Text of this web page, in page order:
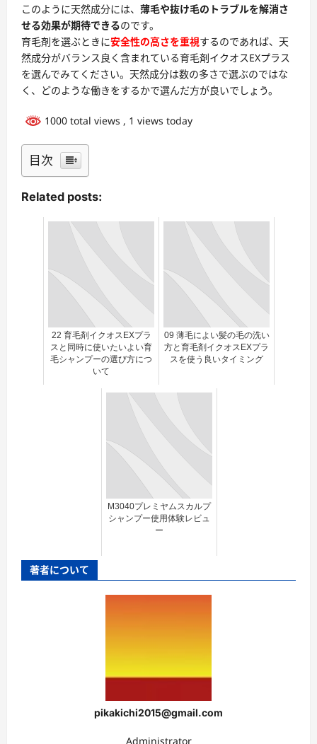
このように天然成分には、 薄毛や抜け毛のトラブルを解消さ
せる効果が期待できるのです。
育毛剤を選ぶときに安全性の高さを重視するのであれば、天
然成分がバランス良く含まれている育毛剤イクオスEXプラス
を選んでみてください。天然成分は数の多さで選ぶのではな
く、どのような働きをするかで選んだ方が良いでしょう。
1000 total views , 1 views today
目次
Related posts:
22 育毛剤イクオスEXプラ
スと同時に使いたいよい育
毛シャンプーの選び方につ
いて
09 薄毛によい髪の毛の洗い
方と育毛剤イクオスEXプラ
スを使う良いタイミング
M3040プレミヤムスカルプ
シャンプー使用体験レビュ
ー
著者について
pikakichi2015@gmail.com
Administrator